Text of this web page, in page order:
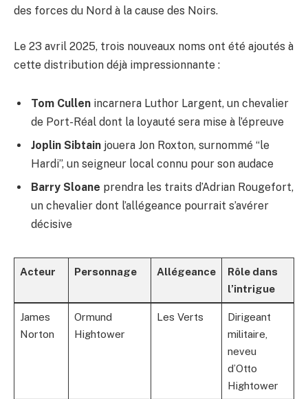
des forces du Nord à la cause des Noirs.
Le 23 avril 2025, trois nouveaux noms ont été ajoutés à
cette distribution déjà impressionnante :
Tom Cullen incarnera Luthor Largent, un chevalier
de Port-Réal dont la loyauté sera mise à l’épreuve
Joplin Sibtain jouera Jon Roxton, surnommé “le
Hardi”, un seigneur local connu pour son audace
Barry Sloane prendra les traits d’Adrian Rougefort,
un chevalier dont l’allégeance pourrait s’avérer
décisive
Acteur Personnage Allégeance
Rôle dans
l’intrigue
James
Norton
Ormund
Hightower
Les Verts
Dirigeant
militaire,
neveu
d’Otto
Hightower